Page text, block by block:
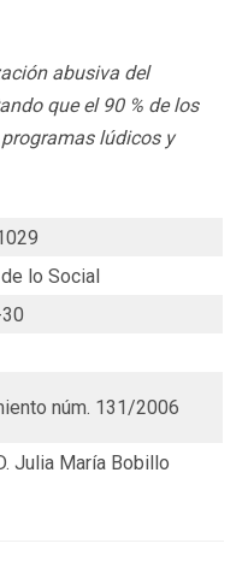
abusiva del
que el 90 % de los
lúdicos y
lo Social
núm. 131/2006
Julia María Bobillo